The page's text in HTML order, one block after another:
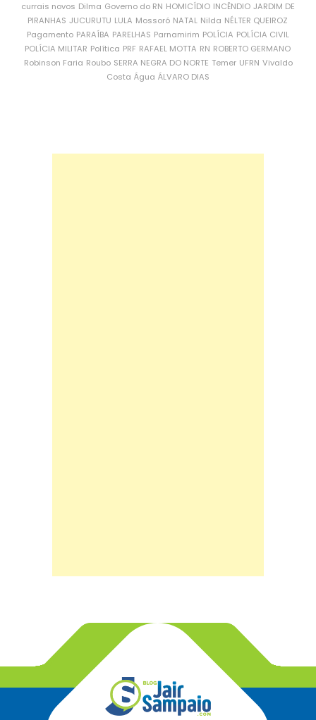
currais novos Dilma Governo do RN HOMICÍDIO INCÊNDIO JARDIM DE
PIRANHAS JUCURUTU LULA Mossoró NATAL Nilda NÉLTER QUEIROZ
Pagamento PARAÍBA PARELHAS Parnamirim POLÍCIA POLÍCIA CIVIL
POLÍCIA MILITAR Política PRF RAFAEL MOTTA RN ROBERTO GERMANO
Robinson Faria Roubo SERRA NEGRA DO NORTE Temer UFRN Vivaldo
Costa Água ÁLVARO DIAS